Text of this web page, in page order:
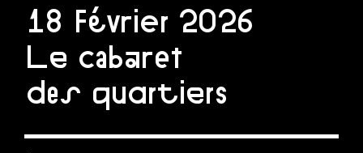
18 Février 2026
Le cabaret
des quartiers